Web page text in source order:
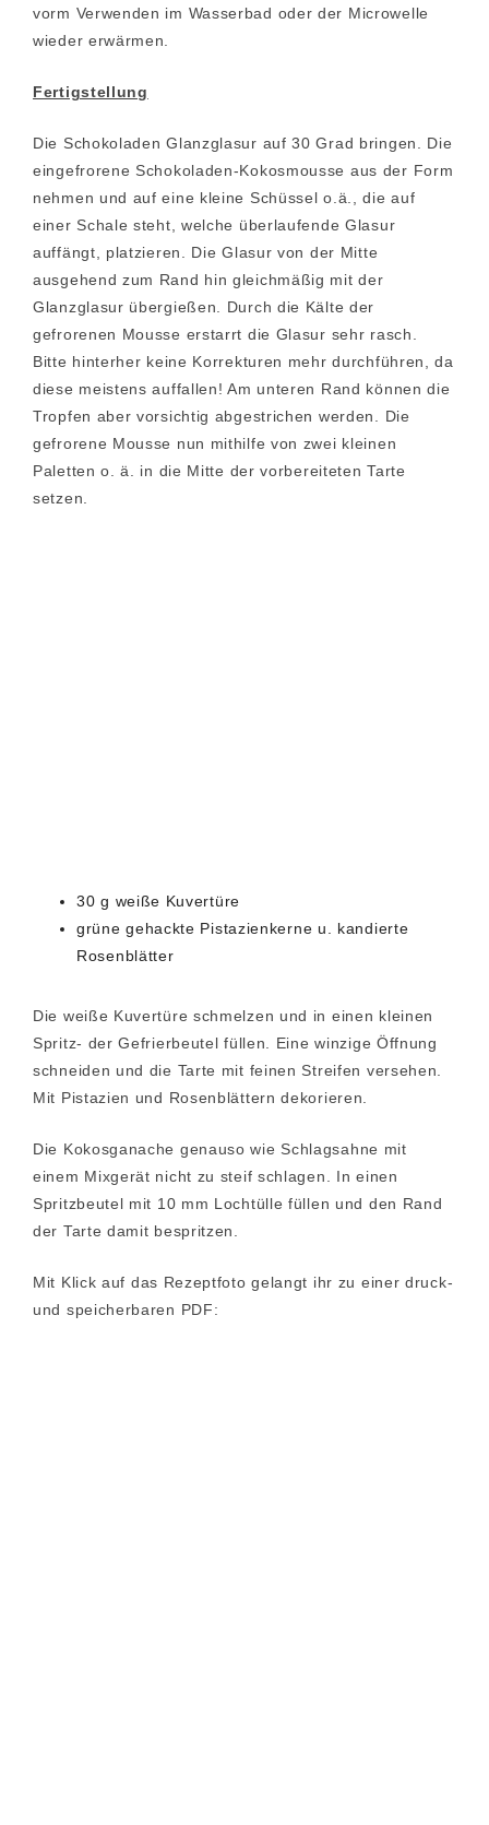
vorm Verwenden im Wasserbad oder der Microwelle
wieder erwärmen.
Fertigstellung
Die Schokoladen Glanzglasur auf 30 Grad bringen. Die
eingefrorene Schokoladen-Kokosmousse aus der Form
nehmen und auf eine kleine Schüssel o.ä., die auf
einer Schale steht, welche überlaufende Glasur
auffängt, platzieren. Die Glasur von der Mitte
ausgehend zum Rand hin gleichmäßig mit der
Glanzglasur übergießen. Durch die Kälte der
gefrorenen Mousse erstarrt die Glasur sehr rasch.
Bitte hinterher keine Korrekturen mehr durchführen, da
diese meistens auffallen! Am unteren Rand können die
Tropfen aber vorsichtig abgestrichen werden. Die
gefrorene Mousse nun mithilfe von zwei kleinen
Paletten o. ä. in die Mitte der vorbereiteten Tarte
setzen.
30 g weiße Kuvertüre
grüne gehackte Pistazienkerne u. kandierte
Rosenblätter
Die weiße Kuvertüre schmelzen und in einen kleinen
Spritz- der Gefrierbeutel füllen. Eine winzige Öffnung
schneiden und die Tarte mit feinen Streifen versehen.
Mit Pistazien und Rosenblättern dekorieren.
Die Kokosganache genauso wie Schlagsahne mit
einem Mixgerät nicht zu steif schlagen. In einen
Spritzbeutel mit 10 mm Lochtülle füllen und den Rand
der Tarte damit bespritzen.
Mit Klick auf das Rezeptfoto gelangt ihr zu einer druck-
und speicherbaren PDF: